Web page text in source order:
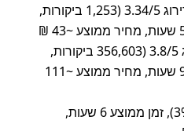
Truly Hagiang – דירוג 3.34/5 (1,253 ביקורות,
Grouptour – דירוג 3.8/5 (356,603 ביקורות,
~14%), זמן ממוצע 9 שעות, מחיר ממוצע ~111
מפעיל #54155 (~3%), זמן ממוצע 6 שעות,